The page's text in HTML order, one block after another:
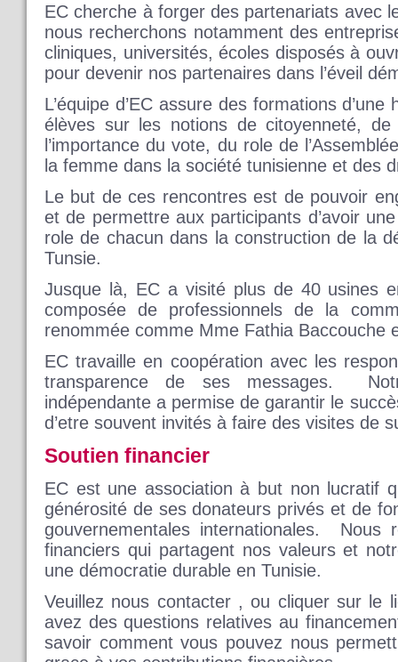
EC cherche à forger des partenariats avec
nous recherchons notamment des
cliniques, universités, écoles disposés à
pour devenir nos partenaires dans l’éveil
L’équipe d’EC assure des formations
élèves sur les notions de citoyenneté, de
l’importance du vote, du role de
la femme dans la société tunisienne et des
Le but de ces rencontres est de pouvoir
et de permettre aux participants d’avoir
role de chacun dans la construction de la
Tunsie.
Jusque là, EC a visité plus de 40 usines
composée de professionnels de la
renommée comme Mme Fathia Baccouche
EC travaille en coopération avec les
transparence de ses messages.
indépendante a permise de garantir le
d’etre souvent invités à faire des visites de
Soutien financier
EC est une association à but non lucratif
générosité de ses donateurs privés et de
gouvernementales internationales. Nous
financiers qui partagent nos valeurs et
une démocratie durable en Tunisie.
Veuillez nous contacter , ou cliquer sur le
avez des questions relatives au
savoir comment vous pouvez nous